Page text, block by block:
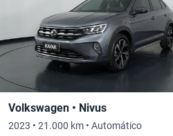
Volkswagen • Nivus
2023 • 21.000 km • Automático